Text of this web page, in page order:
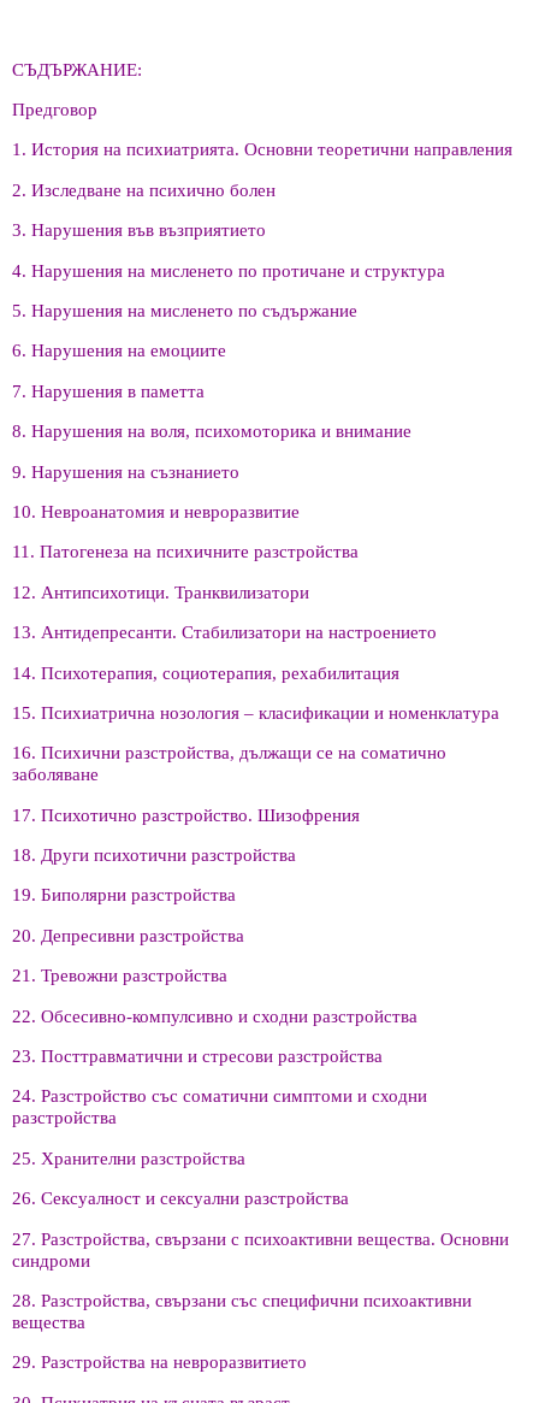
СЪДЪРЖАНИЕ:
Предговор
1. История на психиатрията. Основни теоретични направления
2. Изследване на психично болен
3. Нарушения във възприятието
4. Нарушения на мисленето по протичане и структура
5. Нарушения на мисленето по съдържание
6. Нарушения на емоциите
7. Нарушения в паметта
8. Нарушения на воля, психомоторика и внимание
9. Нарушения на съзнанието
10. Невроанатомия и невроразвитие
11. Патогенеза на психичните разстройства
12. Антипсихотици. Транквилизатори
13. Антидепресанти. Стабилизатори на настроението
14. Психотерапия, социотерапия, рехабилитация
15. Психиатрична нозология – класификации и номенклатура
16. Психични разстройства, дължащи се на соматично
заболяване
17. Психотично разстройство. Шизофрения
18. Други психотични разстройства
19. Биполярни разстройства
20. Депресивни разстройства
21. Тревожни разстройства
22. Обсесивно-компулсивно и сходни разстройства
23. Посттравматични и стресови разстройства
24. Разстройство със соматични симптоми и сходни
разстройства
25. Хранителни разстройства
26. Сексуалност и сексуални разстройства
27. Разстройства, свързани с психоактивни вещества. Основни
синдроми
28. Разстройства, свързани със специфични психоактивни
вещества
29. Разстройства на невроразвитието